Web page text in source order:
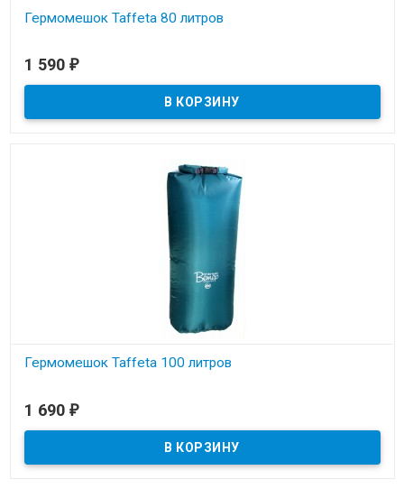
Гермомешок Taffeta 80 литров
1 590 ₽
Гермомешок Taffeta 100 литров
1 690 ₽